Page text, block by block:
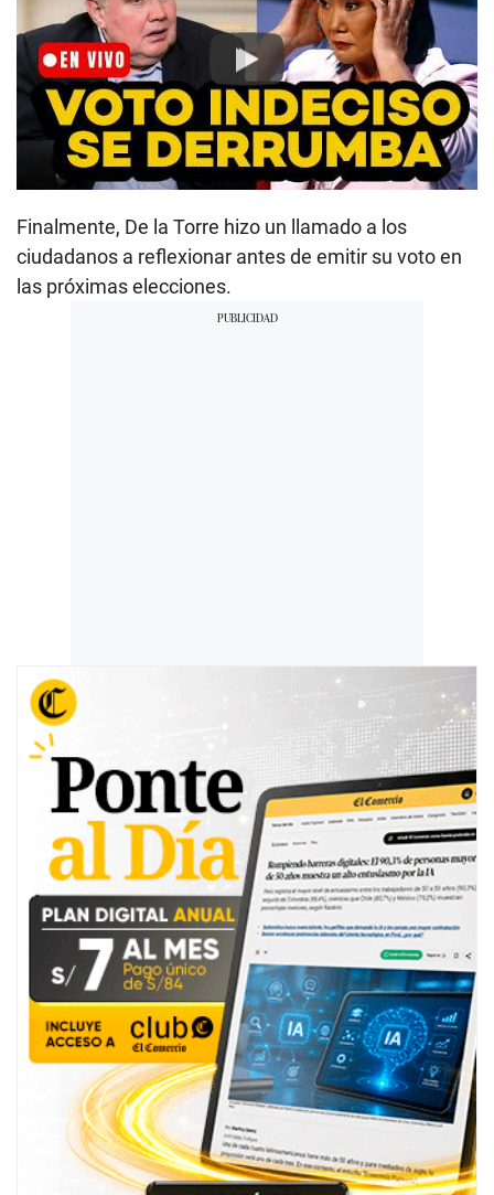
Play
Finalmente, De la Torre hizo un llamado a los
ciudadanos a reflexionar antes de emitir su voto en
las próximas elecciones.